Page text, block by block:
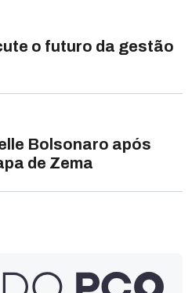
o futuro da gestão
Bolsonaro após
de Zema